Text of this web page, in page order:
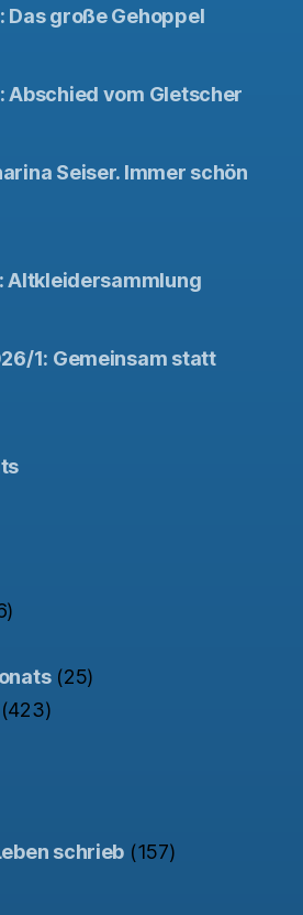
Das große Gehoppel
Abschied vom Gletscher
Seiser. Immer schön
Altkleidersammlung
1: Gemeinsam statt
(25)
schrieb (157)